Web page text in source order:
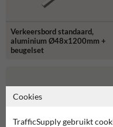
Verkeersbord standaard,
aluminium Ø48x1200mm +
beugelset
Cookies
TrafficSupply gebruikt